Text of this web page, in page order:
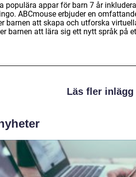
populära appar för barn 7 år
ABCmouse erbjuder en
barnen att skapa och utforska
barnen att lära sig ett nytt språk på
Läs fler inlägg